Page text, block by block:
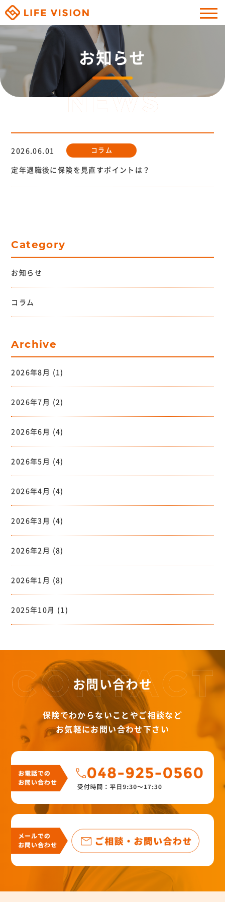
お知らせ
2026.06.01 コラム
定年退職後に保険を見直すポイントは？
Category
お知らせ
コラム
Archive
2026年8月 (1)
2026年7月 (2)
2026年6月 (4)
2026年5月 (4)
2026年4月 (4)
2026年3月 (4)
2026年2月 (8)
2026年1月 (8)
2025年10月 (1)
お問い合わせ
保険でわからないことやご相談など
お気軽にお問い合わせ下さい